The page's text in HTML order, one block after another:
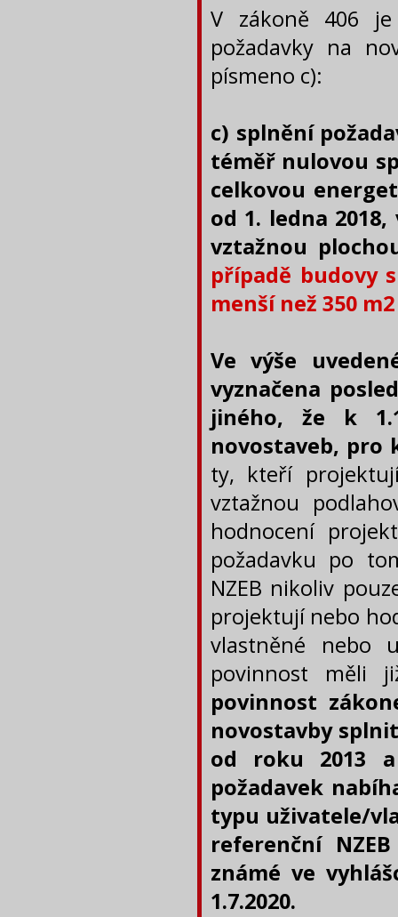
V zákoně 406
požadavky na
písmeno c):
c) splnění
téměř nulovou
celkovou
od 1. ledna
vztažnou
případě budovy
menší než 350
Ve výše
vyznačena
jiného, že k
novostaveb, pro
ty, kteří
vztažnou
hodnocení
požadavku po
NZEB nikoliv
projektují nebo
vlastněné nebo
povinnost měli
povinnost
novostavby
od roku 2013
požadavek
typu uživatele/
referenční
známé ve
1.7.2020.